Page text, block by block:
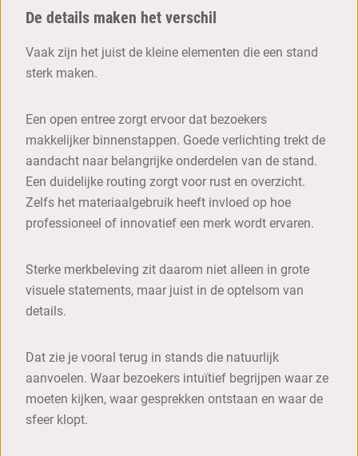
De details maken het verschil
Vaak zijn het juist de kleine elementen die een stand
sterk maken.
Een open entree zorgt ervoor dat bezoekers
makkelijker binnenstappen. Goede verlichting trekt de
aandacht naar belangrijke onderdelen van de stand.
Een duidelijke routing zorgt voor rust en overzicht.
Zelfs het materiaalgebruik heeft invloed op hoe
professioneel of innovatief een merk wordt ervaren.
Sterke merkbeleving zit daarom niet alleen in grote
visuele statements, maar juist in de optelsom van
details.
Dat zie je vooral terug in stands die natuurlijk
aanvoelen. Waar bezoekers intuïtief begrijpen waar ze
moeten kijken, waar gesprekken ontstaan en waar de
sfeer klopt.